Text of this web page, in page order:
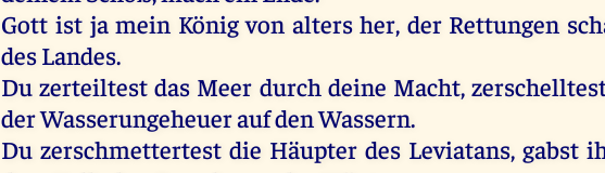
Gott ist ja mein König von alters her, derRettungen
desLandes.
Du zerteiltestdas Meer durch deine Macht,
derWasserungeheueraufdenWassern.
Du zerschmettertest die Häupter des Leviatans, gabst